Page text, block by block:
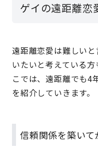
ゲイの遠距離恋
遠距離恋愛は難しい
いたいと考えている
こでは、遠距離でも4
を紹介していきます。
信頼関係を築い